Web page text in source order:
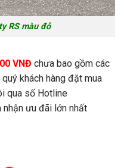
RS màu đỏ
VNĐ chưa bao gồm các
khách hàng đặt mua
qua số Hotline
ưu đãi lớn nhất